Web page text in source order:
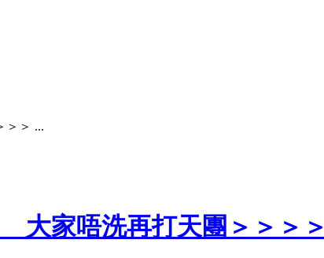
＞＞ ...
大家唔洗再打天團＞＞＞＞